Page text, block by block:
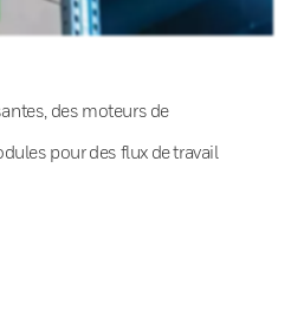
des moteurs de
pour des flux de travail